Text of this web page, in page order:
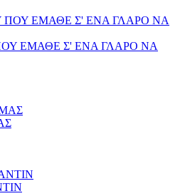
ΕΜΑΘΕ Σ' ΕΝΑ ΓΛΑΡΟ ΝΑ